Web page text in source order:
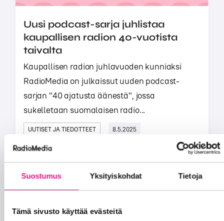
Suostumus Yksityiskohdat Tietoja
Tämä sivusto käyttää evästeitä
Uusi podcast-sarja juhlistaa
kaupallisen radion 40-vuotista
taivalta
Kaupallisen radion juhlavuoden kunniaksi
RadioMedia on julkaissut uuden podcast-
sarjan "40 ajatusta äänestä", jossa
sukelletaan suomalaisen radio...
UUTISET JA TIEDOTTEET 8.5.2025